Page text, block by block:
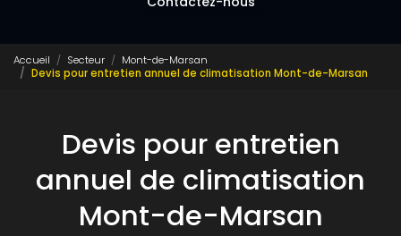
Accueil Secteur
Mont-de-Marsan
Devis pour entretien annuel de climatisation Mont-de-Marsan
Devis pour entretien
annuel de climatisation
Mont-de-Marsan